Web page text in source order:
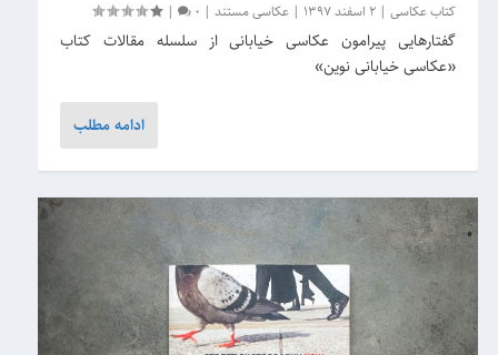
کتاب عکاسی |2 اسفند 1397 |عکاسی مستند |
0
|
گفتارهایی پیرامون عکاسی خیابانی از سلسله مقالات کتاب
«عکاسی خیابانی نوین»
ادامه مطلب